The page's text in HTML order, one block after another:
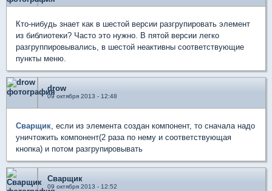
Кто-нибудь знает как в шестой версии разгрупировать элемент
из библиотеки? Часто это нужно. В пятой версии легко
разгруппировывались, в шестой неактивны соответствующие
пункты меню.
drow
09 октября 2013 - 12:48
Сварщик, если из элемента создан компонент, то сначала надо
уничтожить компонент(2 раза по нему и соответствующая
кнопка) и потом разгрупировывать
Сварщик
09 октября 2013 - 12:52